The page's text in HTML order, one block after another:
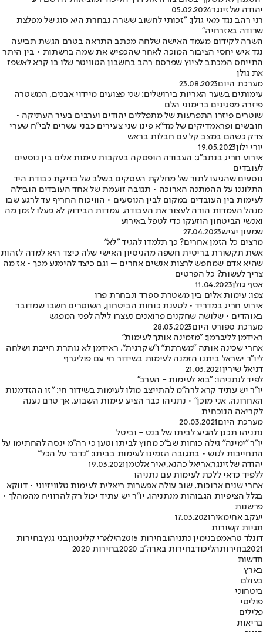
יהודה שלזינגר05.02.2024
רני רהב נגד מאי גולן: "זכותי לחשוב ששרה נבחרת היא סוג של מפלצת
שרודה באזרחיה"
השרה לקידום מעמד האישה שלחה מכתב התראה בטרם הגשת תביעה
נגד איש יחסי הציבור המוכר, לאחר שהכפיש את שמה ברשתות • בין היתר
התייחס המכתב לציוץ שפרסם רהב בחשבון הטוויטר שלו בו קרא לאשפז
את גולן
מערכת היום23.08.2023
עימותים בשער האריות בירושלים: שני פצועים מיידוי אבנים, המשטרה
פיזרה מפגינים ברימוני הלם
שוטרים פיזרו התפרעות של מתפללים יהודים וערבים בעיר העתיקה •
חובשים ופראמדיקים של מד"א פינו שני צעירים כבני עשרים לבי"ח שערי
צדק כשהם במצב קל עם חבלות בראש
יורי ילון19.05.2023
אירוע חריג בנתב״ג: העבודה הופסקה בעקבות עימות אלים בין נוסעים
לעובדים
נוסעים שהגיעו לתור של מחלקת העסקים בשלב של בדיקת כבודת היד
התלוננו על ההמתנה הארוכה • תגובה זועמת של אחד העובדים הובילה
לעימות בין העובדים במקום לבין הנוסעים • הוויכוח החריף עד לרגע שבו
מנהל העמדות הורה לעצור את העבודה, עמדות הבידוק לא פעלו לזמן מה
ואנשי הביטחון הוזעקו כדי לטפל באירוע
שמעון יעיש27.04.2023
מרצים כל הזמן אחרים? כך תלמדו להגיד "לא"
אשת תקשורת בריטית חשפה מהניסיון האישי שלה כיצד היא למדה לזהות
שהיא אדם שמחפש לרצות אנשים אחרים – וגם כיצד להימנע מכך • אז מה
צריך לעשות? כל הפרטים
אסף גולן11.04.2023
צפו: עימות אלים בין משטרת ספרד ונבחרת פרו
אירוע חריג במדריד • לטענת כוחות הביטחון, השוטרים חשבו שמדובר
באוהדים • שלושה שחקנים פרואנים נעצרו לילה לפני המפגש
מערכת ספורט היום28.03.2023
ראידמן לליברמן: "מזמינה אותך לעימות"
אחרי שכינה אותה "משרתת" ו"שקרנית", ראידמן לא נותרת חייבת ושלחה
ליו"ר ישראל ביתנו הזמנה לעימות בשידור חי עם פוליגרף
דניאל שירין21.03.2021
לפיד לנתניהו: "בוא לעימות - הערב"
יו"ר יש עתיד קרא לרה"מ להתייצב מולו לעימות בשידור חי: "זו ההזדמנות
האחרונה, אני מוכן" • נתניהו כבר הציע עימות השבוע, אך טרם נענה
לקריאה הנוכחית
מערכת היום20.03.2021
נתניהו תכנן להגיע לביתו של בנט - וביטל
יו"ר "ימינה" גילה כוחות שב"כ מחוץ לביתו וטען כי רה"מ ינסה להחתימו על
התחייבות לגוש • בתגובה הזמינו לעימות בביתו: "נדבר על הכל"
יהודה שלזינגר,אריאל כהנא,יאיר אלטמן19.03.2021
ללפיד כדאי ללכת לעימות עם נתניהו
אחרי שנים ארוכות, שוב עולה אפשרות ריאלית לעימות טלוויזיוני • דווקא
בגלל הציפיות הגבוהות מנתניהו, יו"ר יש עתיד יכול רק להרוויח מהמהלך •
פרשנות
יעקב אחימאיר17.03.2021
תגיות קשורות
דונלד טראמפבנימין נתניהובחירות 2015 הילארי קלינטוןבני גנץבחירות
2021בחירותהליכודבחירות בארה''ב 2020
בחירות 2020
חדשות
בארץ
בעולם
ביטחוני
פוליטי
פלילים
בריאות